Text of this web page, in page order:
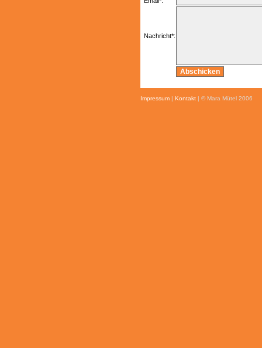
Nachricht*:
Impressum | Kontakt | © Mara Mütel 2006